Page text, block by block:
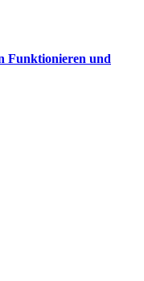
Funktionieren und